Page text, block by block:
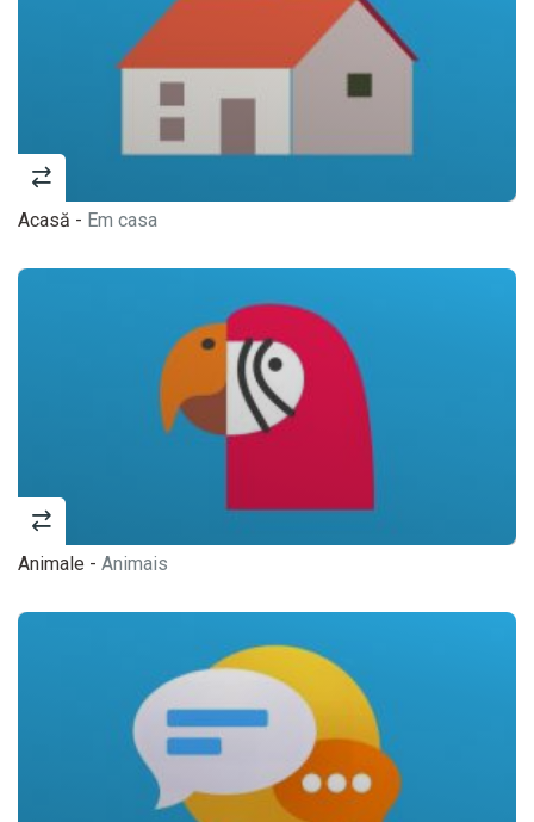
Acasă - Em casa
Animale - Animais